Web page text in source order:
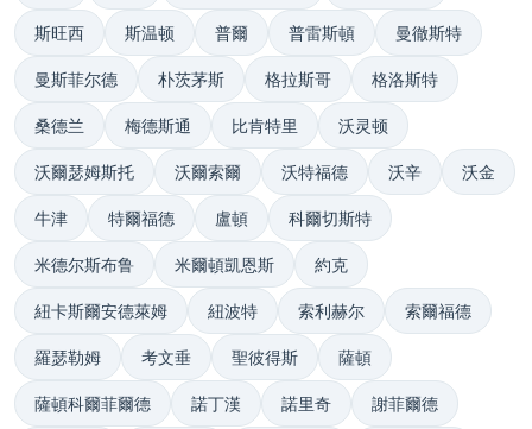
斯旺西 斯温顿 普爾 普雷斯頓 曼徹斯特
曼斯菲尔德 朴茨茅斯 格拉斯哥 格洛斯特
桑德兰 梅德斯通 比肯特里 沃灵顿
沃爾瑟姆斯托 沃爾索爾 沃特福德 沃辛 沃金
牛津 特爾福德 盧頓 科爾切斯特
米德尔斯布鲁 米爾頓凱恩斯 約克
紐卡斯爾安德萊姆 紐波特 索利赫尔 索爾福德
羅瑟勒姆 考文垂 聖彼得斯 薩頓
薩頓科爾菲爾德 諾丁漢 諾里奇 謝菲爾德